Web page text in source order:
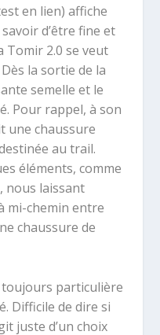
en lien) affiche
d’être fine et
Tomir 2.0 se veut
la sortie de la
semelle et le
Pour rappel, à son
une chaussure
au trail.
éléments, comme
nous laissant
mi-chemin entre
chaussure de
toujours particulière
Difficile de dire si
juste d’un choix